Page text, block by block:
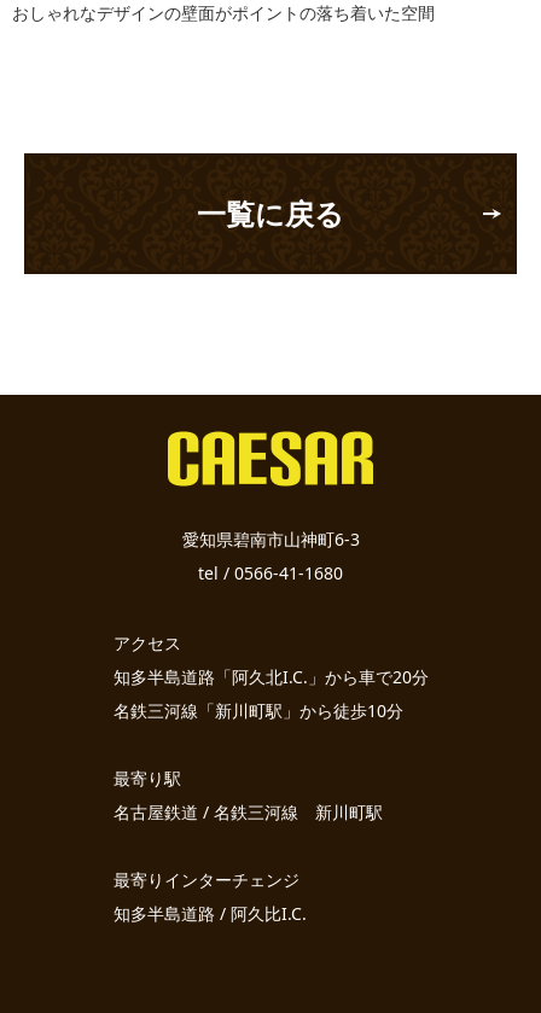
おしゃれなデザインの壁面がポイントの落ち着いた空間
一覧に戻る
愛知県碧南市山神町6-3
tel / 0566-41-1680
アクセス
知多半島道路「阿久北I.C.」から車で20分
名鉄三河線「新川町駅」から徒歩10分
最寄り駅
名古屋鉄道 / 名鉄三河線 新川町駅
最寄りインターチェンジ
知多半島道路 / 阿久比I.C.